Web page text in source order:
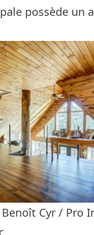
possède un
Cyr / Pro